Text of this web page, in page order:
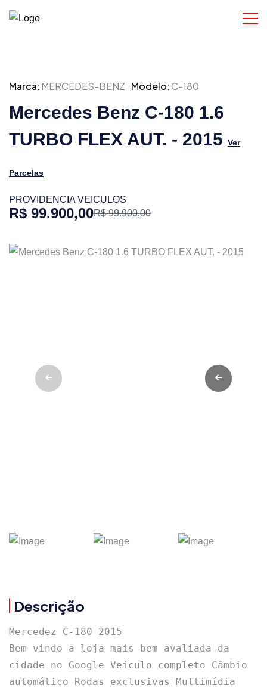
Marca:MERCEDES-BENZ Modelo:C-180
Mercedes Benz C-180 1.6
TURBO FLEX AUT. - 2015 Ver
Parcelas
PROVIDENCIA VEICULOS
R$ 99.900,00R$ 99.900,00
Descrição
Mercedez C-180 2015
Bem vindo a loja mais bem avaliada da
cidade no Google Veículo completo Câmbio
automático Rodas exclusivas Multimídia